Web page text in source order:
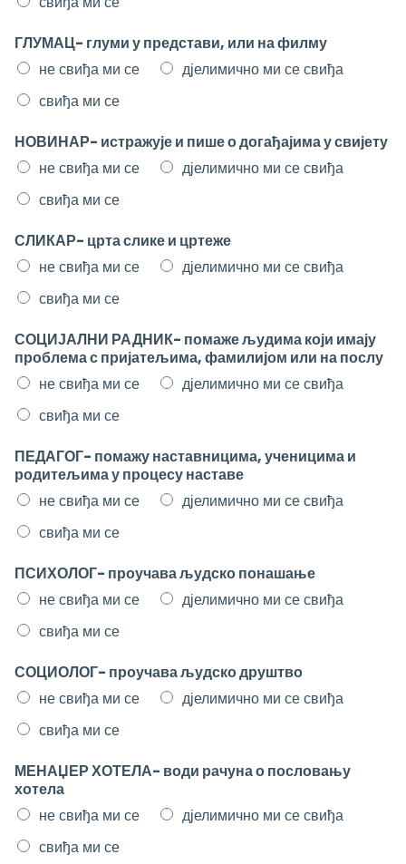
ГЛУМАЦ- глуми у представи, или на филму
не свиђа ми се
дјелимично ми се свиђа
свиђа ми се
НОВИНАР- истражује и пише о догађајима у свијету
не свиђа ми се
дјелимично ми се свиђа
свиђа ми се
СЛИКАР- црта слике и цртеже
не свиђа ми се
дјелимично ми се свиђа
свиђа ми се
СОЦИЈАЛНИ РАДНИК- помаже људима који имају
проблема с пријатељима, фамилијом или на послу
не свиђа ми се
дјелимично ми се свиђа
свиђа ми се
ПЕДАГОГ- помажу наставницима, ученицима и
родитељима у процесу наставе
не свиђа ми се
дјелимично ми се свиђа
свиђа ми се
ПСИХОЛОГ- проучава људско понашање
не свиђа ми се
дјелимично ми се свиђа
свиђа ми се
СОЦИОЛОГ- проучава људско друштво
не свиђа ми се
дјелимично ми се свиђа
свиђа ми се
МЕНАЏЕР ХОТЕЛА- води рачуна о пословању
хотела
не свиђа ми се
дјелимично ми се свиђа
свиђа ми се